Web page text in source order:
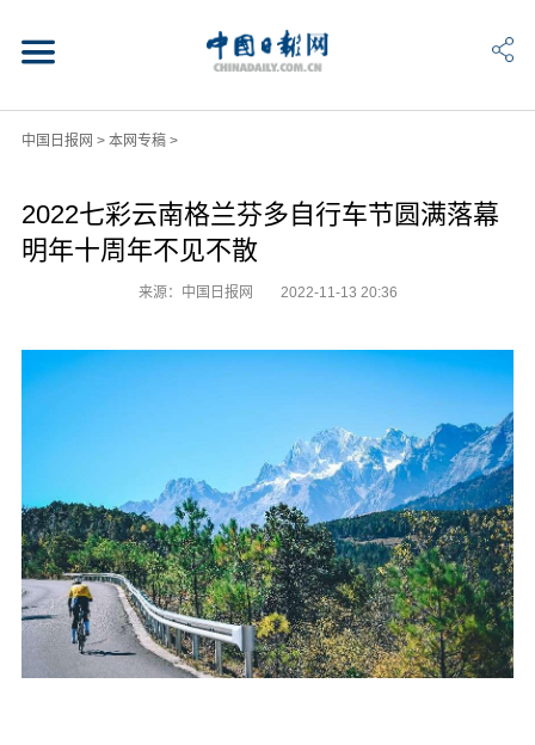
中国日报网 > 本网专稿>
2022七彩云南格兰芬多自行车节圆满落幕
明年十周年不见不散
来源：中国日报网 2022-11-13 20:36